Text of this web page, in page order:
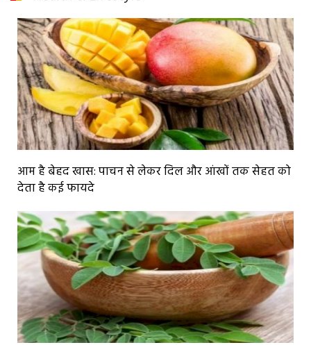
आम है बेहद खास: पाचन से लेकर दिल और आंखों तक सेहत को
देता है कई फायदे